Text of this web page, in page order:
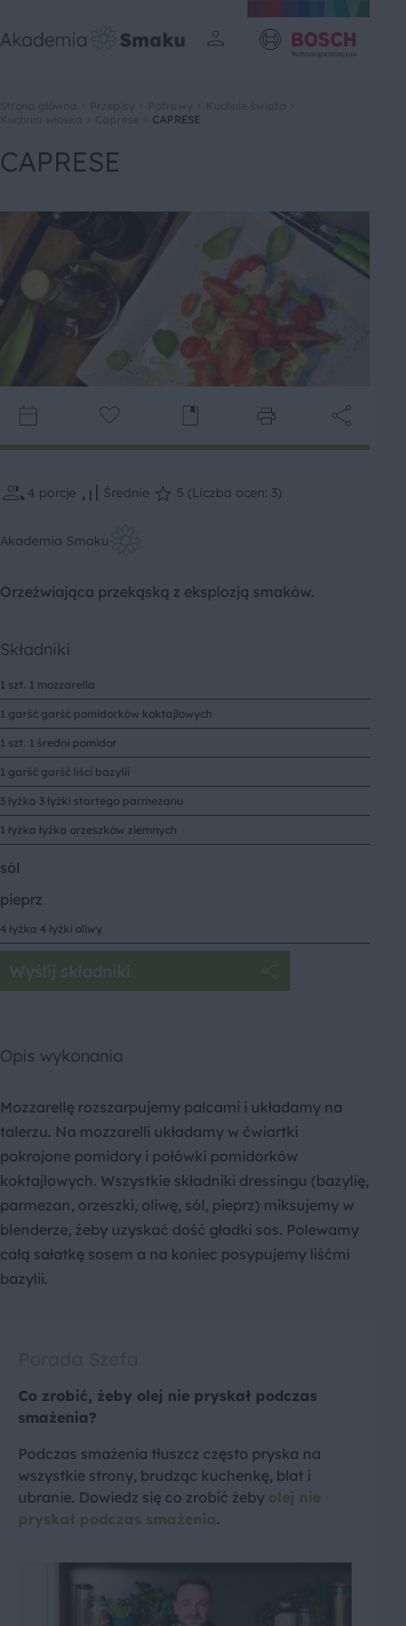
CAPRESE
CAPRESE
4 porcje Średnie 5 (Liczba ocen: 3)
Akademia Smaku
Orzeźwiająca przekąską z eksplozją smaków.
Składniki
1 szt. 1 mozzarella
1 garść garść pomidorków koktajlowych
1 szt. 1 średni pomidor
1 garść garść liści bazylii
3 łyżka 3 łyżki startego parmezanu
1 łyżka łyżka orzeszków ziemnych
sól
pieprz
4 łyżka 4 łyżki oliwy
Wyślij składniki
Opis wykonania
Mozzarellę rozszarpujemy palcami i układamy na
talerzu. Na mozzarelli układamy w ćwiartki
pokrojone pomidory i połówki pomidorków
koktajlowych. Wszystkie składniki dressingu (bazylię,
parmezan, orzeszki, oliwę, sól, pieprz) miksujemy w
blenderze, żeby uzyskać dość gładki sos. Polewamy
całą sałatkę sosem a na koniec posypujemy liśćmi
bazylii.
Co zrobić, żeby olej nie pryskał podczas
smażenia?
Podczas smażenia tłuszcz często pryska na
wszystkie strony, brudząc kuchenkę, blat i
ubranie. Dowiedz się co zrobić żeby olej nie
pryskał podczas smażenia.